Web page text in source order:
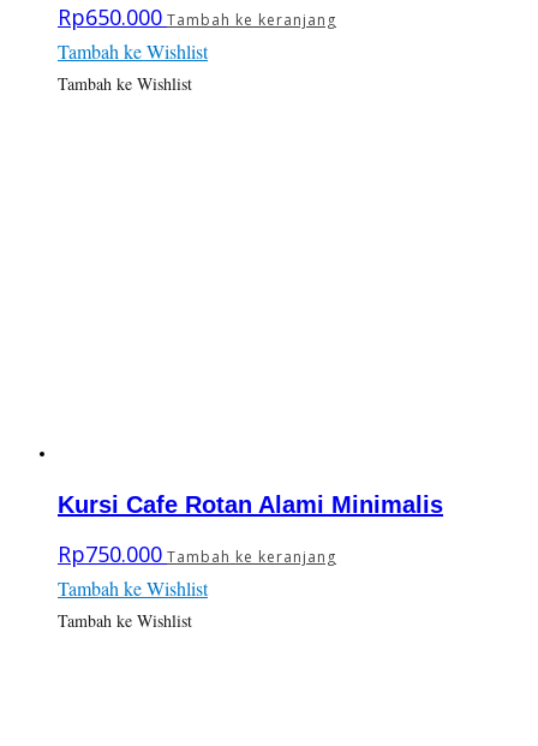
Rp650.000 Tambah ke keranjang
Tambah ke Wishlist
Tambah ke Wishlist
Kursi Cafe Rotan Alami Minimalis
Rp750.000 Tambah ke keranjang
Tambah ke Wishlist
Tambah ke Wishlist